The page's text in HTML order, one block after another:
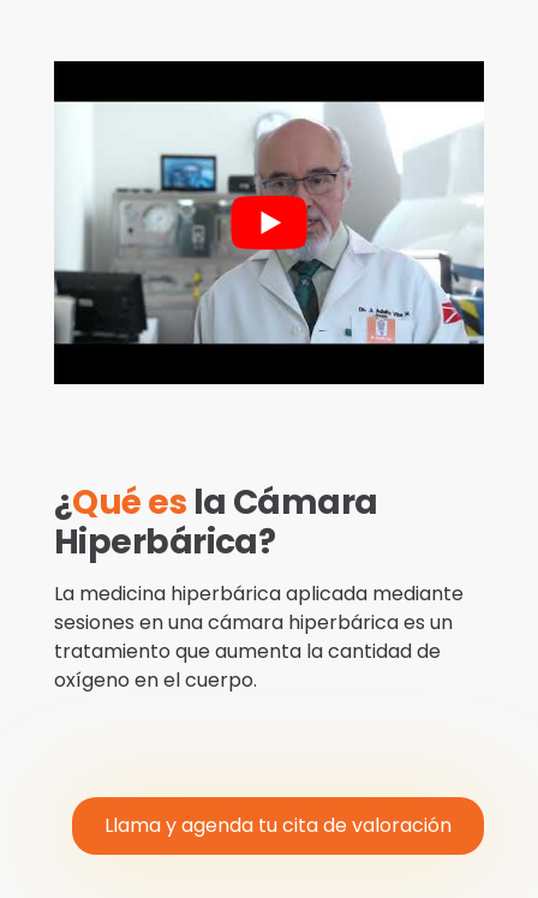
¿Qué es la Cámara
Hiperbárica?
La medicina hiperbárica aplicada mediante
sesiones en una cámara hiperbárica es un
tratamiento que aumenta la cantidad de
oxígeno en el cuerpo.
Llama y agenda tu cita de valoración